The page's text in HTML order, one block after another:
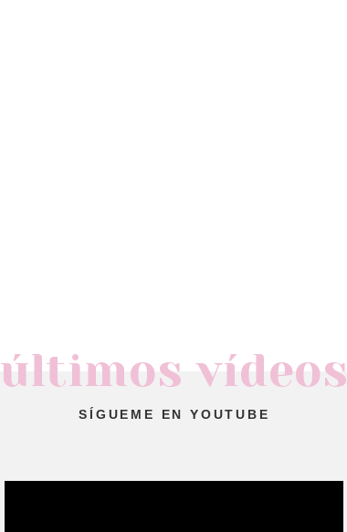
últimos vídeos
SÍGUEME EN YOUTUBE